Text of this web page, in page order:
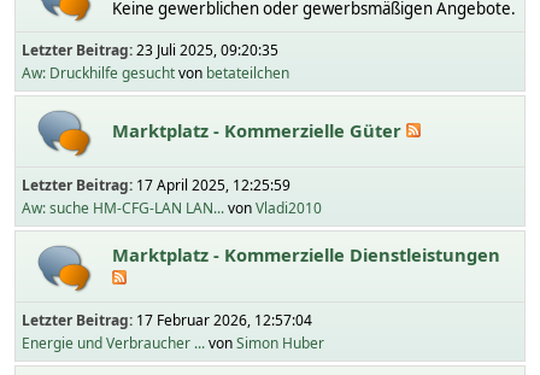
Keine gewerblichen oder gewerbsmäßigen Angebote.
Letzter Beitrag:23 Juli 2025, 09:20:35
Aw: Druckhilfe gesuchtvon betateilchen
Marktplatz - Kommerzielle Güter
Letzter Beitrag: 17 April 2025, 12:25:59
Aw: suche HM-CFG-LAN LAN...vonVladi2010
Marktplatz - Kommerzielle Dienstleistungen
Letzter Beitrag: 17 Februar 2026, 12:57:04
Energie und Verbraucher ...vonSimon Huber